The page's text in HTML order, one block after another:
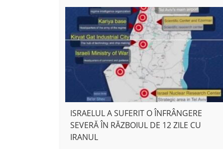
ISRAELUL A SUFERIT O ÎNFRÂNGERE
SEVERĂ ÎN RĂZBOIUL DE 12 ZILE CU
IRANUL